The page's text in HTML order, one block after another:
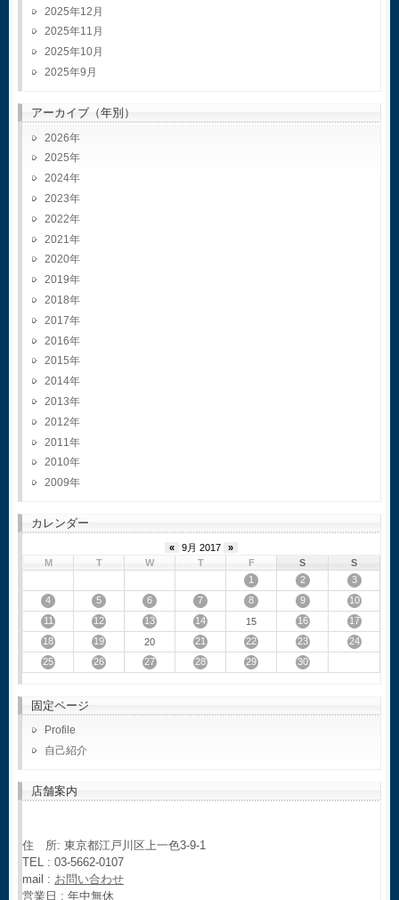
2025年12月
2025年11月
2025年10月
2025年9月
アーカイブ（年別）
2026
2025
2024
2023
2022
2021
2020
2019
2018
2017
2016
2015
2014
2013
2012
2011
2010
2009
カレンダー
« 9月 2017
»
M
T W T F S
S
1
2
3
4
5 6 7 8 9
10
11
12 13 14 15 16
17
18
19 20 21 22 23
24
25
26 27 28 29 30
固定ページ
Profile
自己紹介
店舗案内
住 所: 東京都江戸川区上一色3-9-1
TEL : 03-5662-0107
mail : お問い合わせ
営業日 : 年中無休